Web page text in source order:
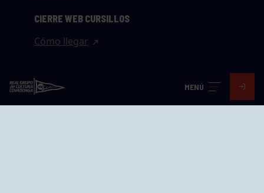
MENÚ
CIERRE WEB CURSILLOS
Cómo llegar
Avd. Jesús Revuelta, 2 33204
Gijón - Asturias